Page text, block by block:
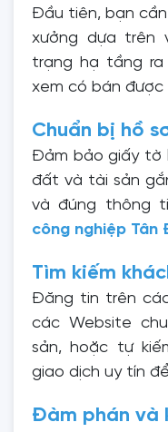
Đầu tiên, bạn
xưởng dựa trên
trạng hạ tầng
xem có bán được
Chuẩn bị hồ
Đảm bảo giấy tờ
đất và tài sản
và đúng thông
công nghiệp Tân
Tìm kiếm
Đăng tin trên
các Website
sản, hoặc tự
giao dịch uy tín
Đàm phán và